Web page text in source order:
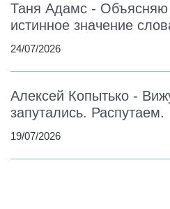
Таня Адамс - Объясняю
истинное значение
24/07/2026
Алексей Копытько -
запутались. Распутаем.
19/07/2026